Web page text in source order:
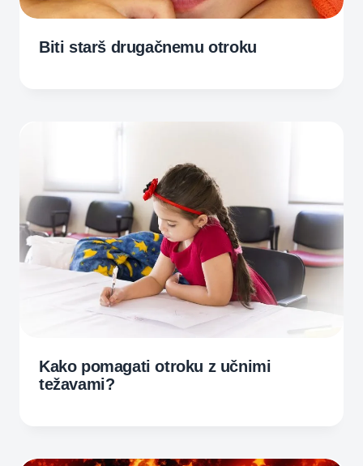
Biti starš drugačnemu otroku
Kako pomagati otroku z učnimi
težavami?